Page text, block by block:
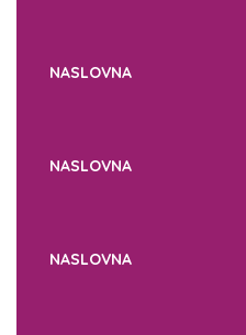
NASLOVNA
NASLOVNA
NASLOVNA